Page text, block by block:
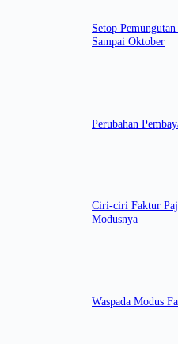
Setop
Sampai Oktober
Perubahan
Ciri-ciri Faktur
Modusnya
Waspada Modus